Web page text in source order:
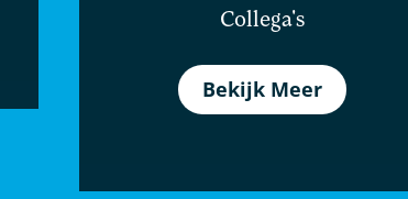
Collega's
Bekijk Meer